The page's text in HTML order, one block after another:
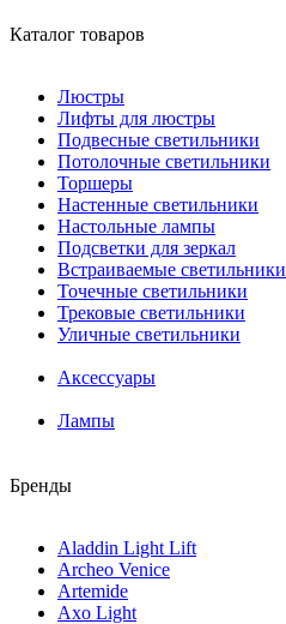
Каталог товаров
Люстры
Лифты для люстры
Подвесные светильники
Потолочные светильники
Торшеры
Настенные светильники
Настольные лампы
Подсветки для зеркал
Встраиваемые светильники
Точечные светильники
Трековые светильники
Уличные светильники
Аксессуары
Лампы
Бренды
Aladdin Light Lift
Archeo Venice
Artemide
Axo Light